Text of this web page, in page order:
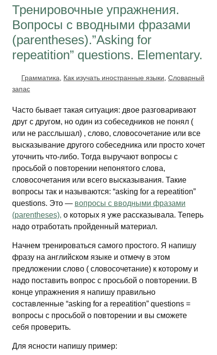
Тренировочные упражнения.
Вопросы с вводными фразами
(parentheses).”Asking for
repeatition” questions. Elementary.
Грамматика Как изучать иностранные языки Словарный
запас
Часто бывает такая ситуация: двое разговаривают
друг с другом, но один из собеседников не понял (
или не расслышал) , слово, словосочетание или все
высказывание другого собеседника или просто хочет
уточнить что-либо. Тогда выручают вопросы с
просьбой о повторении непонятого слова,
словосочетания или всего высказывания. Такие
вопросы так и называются: “asking for a repeatition”
questions. Это — вопросы с вводными фразами
(parentheses), о которых я уже рассказывала. Теперь
надо отработать пройденный материал.
Начнем тренироваться самого простого. Я напишу
фразу на английском языке и отмечу в этом
предложении слово ( словосочетание) к которому и
надо поставить вопрос с просьбой о повторении. В
конце упражнения я напишу правильно
составленные “asking for a repeatition” questions =
вопросы c просьбой о повторении и вы сможете
себя проверить.
Для ясности напишу пример: